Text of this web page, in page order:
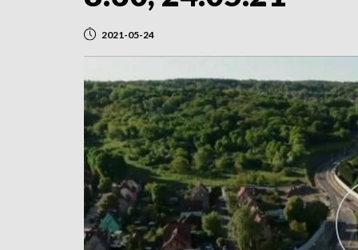
2021-05-24